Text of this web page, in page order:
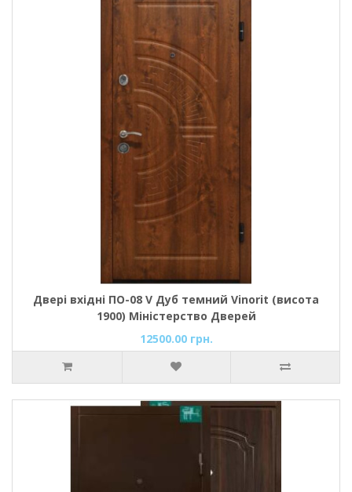
Двері вхідні ПО-08 V Дуб темний Vinorit (висота
1900) Міністерство Дверей
12500.00 грн.